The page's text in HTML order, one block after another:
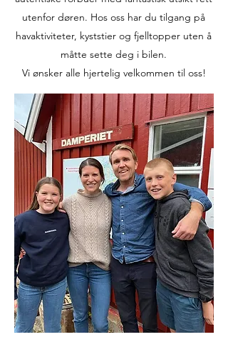
utenfor døren. Hos oss har du tilgang på
havaktiviteter, kyststier og fjelltopper uten å
måtte sette deg i bilen.
Vi ønsker alle hjertelig velkommen til oss!